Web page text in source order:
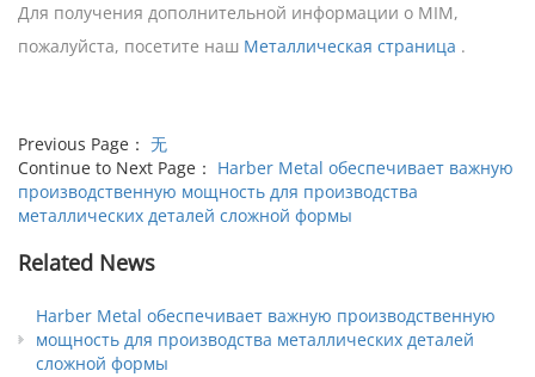
Для получения дополнительной информации о MIM,
пожалуйста, посетите наш Металлическая страница .
Previous Page： 无
Continue to Next Page： Harber Metal обеспечивает важную
производственную мощность для производства
металлических деталей сложной формы
Related News
Harber Metal обеспечивает важную производственную
мощность для производства металлических деталей
сложной формы